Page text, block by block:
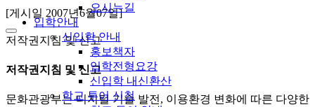
오시는길
입학안내
신입학 안내
홍보책자
입학전형요강
신입학 내신환산
학교 투어 신청
[게시일 2007년6월07일]
저작권지침 및 신고
저작권지침 및 신고
문화관광부는 디지털 기술 발전, 이용환경 변화에 따른 다양한